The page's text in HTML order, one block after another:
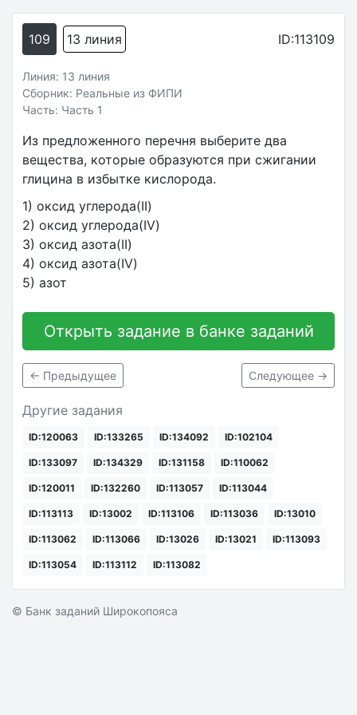
109 13 линия ID:113109
Линия: 13 линия
Сборник: Реальные из ФИПИ
Часть: Часть 1
Из предложенного перечня выберите два
вещества, которые образуются при сжигании
глицина в избытке кислорода.
1) оксид углерода(II)
2) оксид углерода(IV)
3) оксид азота(II)
4) оксид азота(IV)
5) азот
Открыть задание в банке заданий
← Предыдущее Следующее →
Другие задания
ID:120063 ID:133265 ID:134092 ID:102104
ID:133097 ID:134329 ID:131158 ID:110062
ID:120011 ID:132260 ID:113057 ID:113044
ID:113113 ID:13002 ID:113106 ID:113036 ID:13010
ID:113062 ID:113066 ID:13026 ID:13021 ID:113093
ID:113054 ID:113112 ID:113082
© Банк заданий Широкопояса